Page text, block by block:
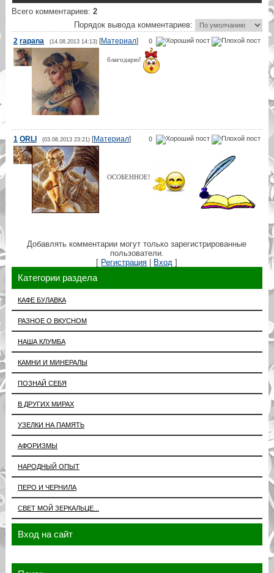
Всего комментариев: 2
Порядок вывода комментариев:
0
2 rapana (14.08.2013 14:13)[Материал]
благодарю!
0
1 ORLI (03.08.2013 23:21)[Материал]
ОСОБЕННОЕ!
Добавлять комментарии могут только зарегистрированные
пользователи.
[ Регистрация | Вход ]
Категории раздела
КАФЕ БУЛАВКА
РАЗНОЕ О ВКУСНОМ
НАША КЛУМБА
КАМНИ И МИНЕРАЛЫ
ПОЗНАЙ СЕБЯ
В ДРУГИХ МИРАХ
УЗЕЛКИ НА ПАМЯТЬ
АФОРИЗМЫ
НАРОДНЫЙ ОПЫТ
ПЕРО И ЧЕРНИЛА
СВЕТ МОЙ ЗЕРКАЛЬЦЕ...
Вход на сайт